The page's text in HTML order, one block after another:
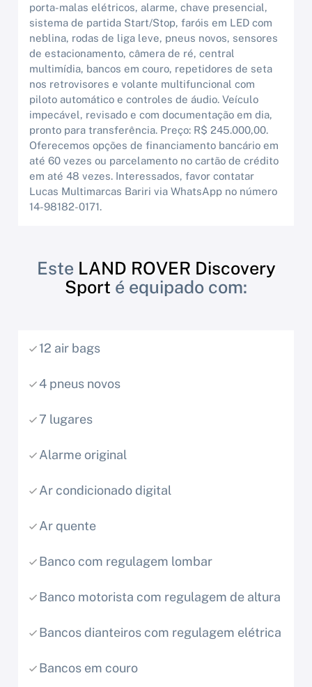
porta-malas elétricos, alarme, chave presencial,
sistema de partida Start/Stop, faróis em LED com
neblina, rodas de liga leve, pneus novos, sensores
de estacionamento, câmera de ré, central
multimídia, bancos em couro, repetidores de seta
nos retrovisores e volante multifuncional com
piloto automático e controles de áudio. Veículo
impecável, revisado e com documentação em dia,
pronto para transferência. Preço: R$ 245.000,00.
Oferecemos opções de financiamento bancário em
até 60 vezes ou parcelamento no cartão de crédito
em até 48 vezes. Interessados, favor contatar
Lucas Multimarcas Bariri via WhatsApp no número
14-98182-0171.
Este LAND ROVER Discovery
Sport é equipado com:
12 air bags
4 pneus novos
7 lugares
Alarme original
Ar condicionado digital
Ar quente
Banco com regulagem lombar
Banco motorista com regulagem de altura
Bancos dianteiros com regulagem elétrica
Bancos em couro